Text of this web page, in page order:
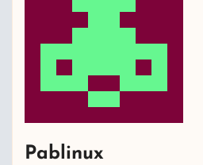
Pablinux